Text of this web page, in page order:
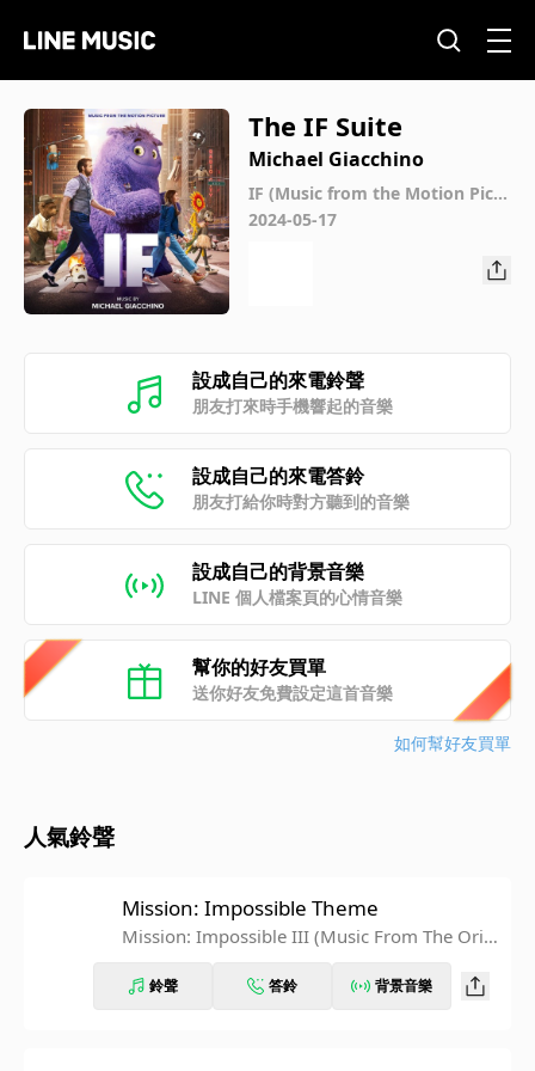
The IF Suite
Michael Giacchino
IF (Music from the Motion Pictu
re)
2024-05-17
設成自己的來電鈴聲
朋友打來時手機響起的音樂
設成自己的來電答鈴
朋友打給你時對方聽到的音樂
設成自己的背景音樂
LINE 個人檔案頁的心情音樂
幫你的好友買單
送你好友免費設定這首音樂
如何幫好友買單
人氣鈴聲
Mission: Impossible Theme
Mission: Impossible III (Music From The Origi
鈴聲 答鈴 背景音樂